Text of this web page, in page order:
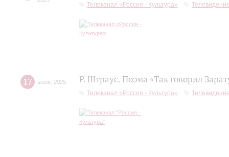
Телеканал «Россия - Культура»
17 июля 2025 Р. Штраус. Поэма «Так говорил
Телеканал «Россия - Культура»